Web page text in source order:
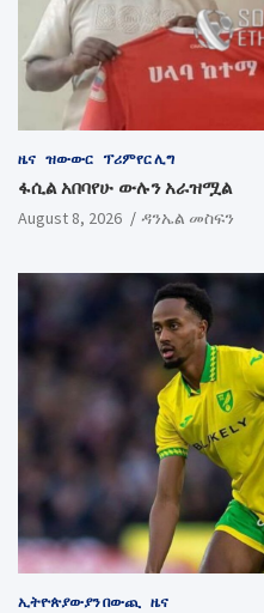
ዜና ዝውውር ፕሪምየር ሊግ
ፋሲል አበባየሁ ውሉን አራዝሟል
August 8, 2026 ዳንኤል መስፍን
ኢትዮጵያውያን በውጪ ዜና